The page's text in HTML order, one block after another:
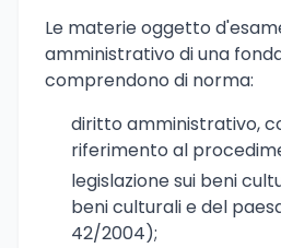
Le materie oggetto
amministrativo di una
comprendono di norma:
diritto amministrativo,
riferimento al
legislazione sui beni
beni culturali e del
42/2004);